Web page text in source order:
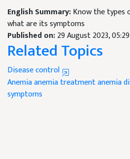
English Summary:Know the types
what are its symptoms
Published on:29 August 2023,
Related Topics
Disease control
Anemiaanemia treatmentanemia
symptoms